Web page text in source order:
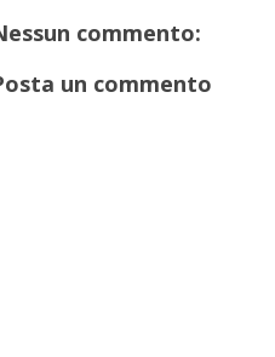
commento:
un commento